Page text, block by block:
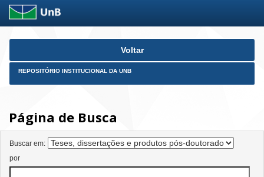
Skip
Voltar
REPOSITÓRIO INSTITUCIONAL DA UNB
Página de Busca
Buscar em:
por